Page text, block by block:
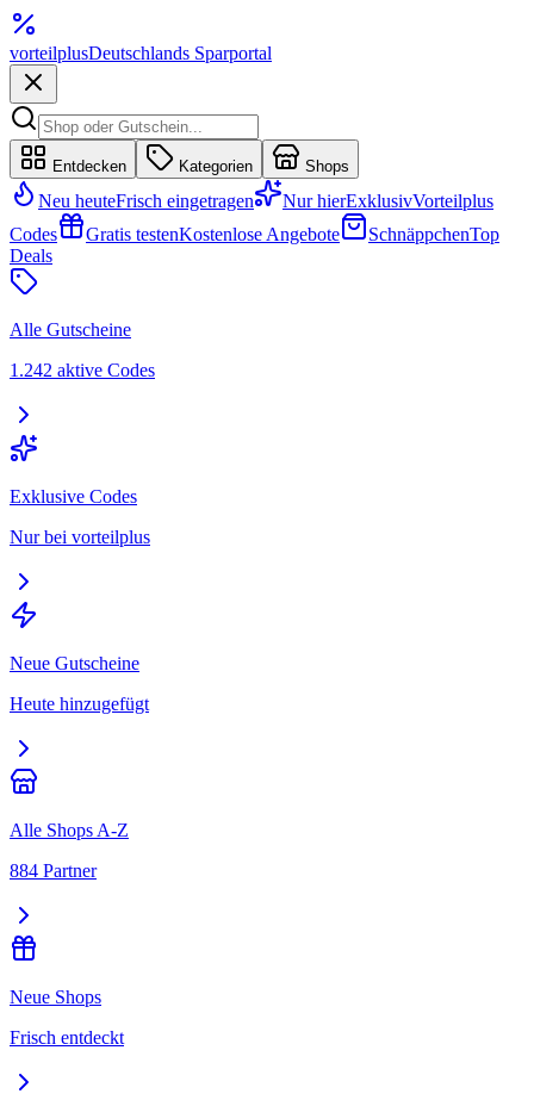
vorteilplusDeutschlands Sparportal
Entdecken Kategorien Shops
Neu heuteFrisch eingetragen Nur hierExklusivVorteilplus
Codes
Gratis testenKostenlose Angebote SchnäppchenTop
Deals
Alle Gutscheine
1.242 aktive Codes
Exklusive Codes
Nur bei vorteilplus
Neue Gutscheine
Heute hinzugefügt
Alle Shops A-Z
884 Partner
Neue Shops
Frisch entdeckt